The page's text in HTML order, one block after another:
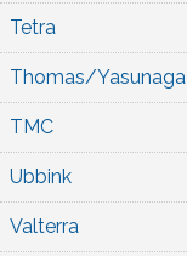
Tetra
Thomas/Yasunaga
TMC
Ubbink
Valterra